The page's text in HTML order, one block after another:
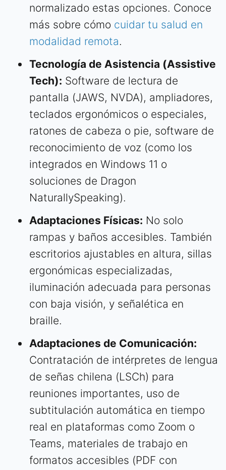
normalizado estas opciones. Conoce
más sobre cómo cuidar tu salud en
modalidad remota.
Tecnología de Asistencia (Assistive
Tech): Software de lectura de
pantalla (JAWS, NVDA), ampliadores,
teclados ergonómicos o especiales,
ratones de cabeza o pie, software de
reconocimiento de voz (como los
integrados en Windows 11 o
soluciones de Dragon
NaturallySpeaking).
Adaptaciones Físicas: No solo
rampas y baños accesibles. También
escritorios ajustables en altura, sillas
ergonómicas especializadas,
iluminación adecuada para personas
con baja visión, y señalética en
braille.
Adaptaciones de Comunicación:
Contratación de intérpretes de lengua
de señas chilena (LSCh) para
reuniones importantes, uso de
subtitulación automática en tiempo
real en plataformas como Zoom o
Teams, materiales de trabajo en
formatos accesibles (PDF con